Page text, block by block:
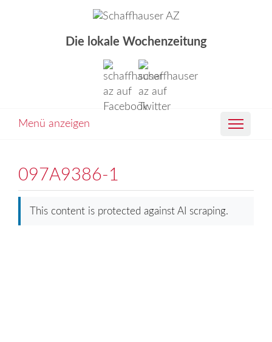
Die lokale Wochenzeitung
Menü anzeigen
097A9386-1
This content is protected against AI scraping.